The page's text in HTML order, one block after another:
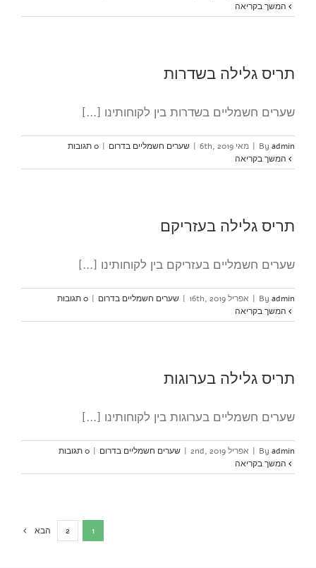
המשך בקריאה
תריס גלילה בשדרות
שערים חשמליים בשדרות בין לקוחותינו [...]
By admin
| מאי 6th, 2019 | שערים חשמליים בדרום | 0 תגובות
המשך בקריאה
תריס גלילה בעזריקם
שערים חשמליים בעזריקם בין לקוחותינו [...]
By admin
| אפריל 16th, 2019 | שערים חשמליים בדרום | 0 תגובות
המשך בקריאה
תריס גלילה בערוגות
שערים חשמליים בערוגות בין לקוחותינו [...]
By admin
| אפריל 2nd, 2019 | שערים חשמליים בדרום | 0 תגובות
המשך בקריאה
1
2 הבא